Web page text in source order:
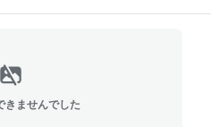
きませんでした